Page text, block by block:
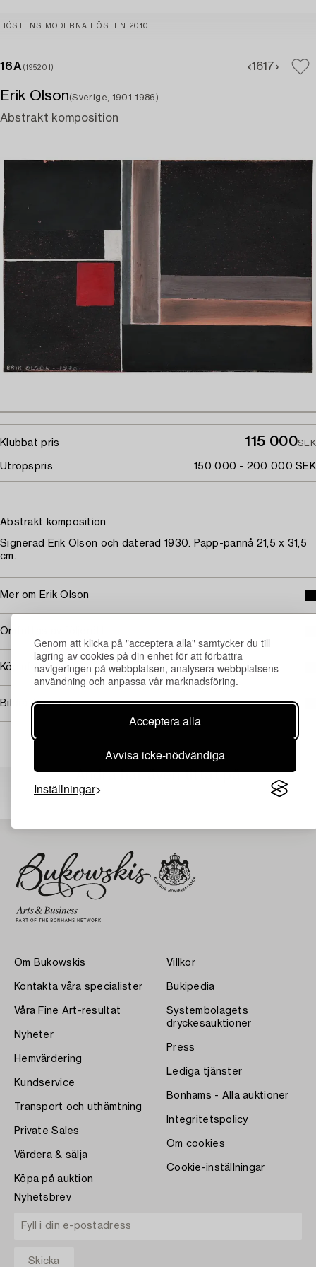
Genom att klicka på "acceptera alla" samtycker du till
lagring av cookies på din enhet för att förbättra
navigeringen på webbplatsen, analysera webbplatsens
användning och anpassa vår marknadsföring.
Acceptera alla
Avvisa icke-nödvändiga
Inställningar
HÖSTENS MODERNA HÖSTEN 2010
16A (195201) 1617
Erik Olson(Sverige, 1901-1986)
Abstrakt komposition
Klubbat pris 115 000SEK
Utropspris 150 000 - 200 000 SEK
Abstrakt komposition
Signerad Erik Olson och daterad 1930. Papp-pannå 21,5 x 31,5
cm.
Mer om Erik Olson
Omfattas av följerätt
Köpinformation
Bildrättigheter
Andra har även tittat på
Om Bukowskis
Kontakta våra specialister
Våra Fine Art-resultat
Nyheter
Hemvärdering
Kundservice
Transport och uthämtning
Private Sales
Värdera & sälja
Köpa på auktion
Villkor
Bukipedia
Systembolagets
dryckesauktioner
Press
Lediga tjänster
Bonhams - Alla auktioner
Integritetspolicy
Om cookies
Cookie-inställningar
Nyhetsbrev